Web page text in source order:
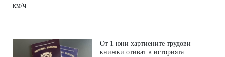
км/ч
От 1 юни хартиените трудови
книжки отиват в историята